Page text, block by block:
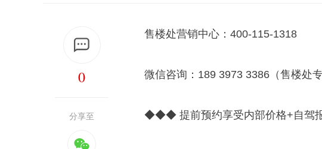
0
分享至
售楼处营销中心：400-115-1318
微信咨询：189 3973 3386（售楼处专
◆◆◆ 提前预约享受内部价格+自驾报